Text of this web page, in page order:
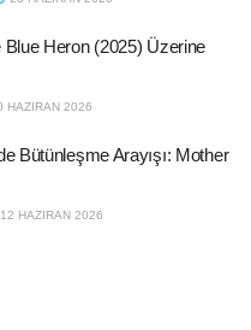
Heron (2025) Üzerine
HAZIRAN 2026
Bütünleşme Arayışı: Mother
12 HAZIRAN 2026